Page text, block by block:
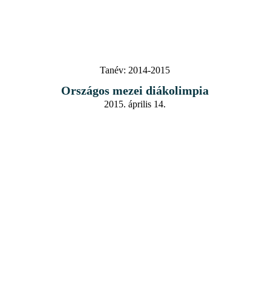
Tanév: 2014-2015
Országos mezei diákolimpia
2015. április 14.